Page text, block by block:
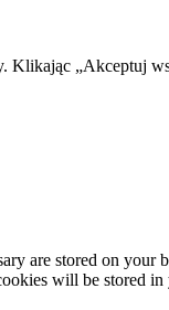
Klikając „Akceptuj
are stored on your
will be stored